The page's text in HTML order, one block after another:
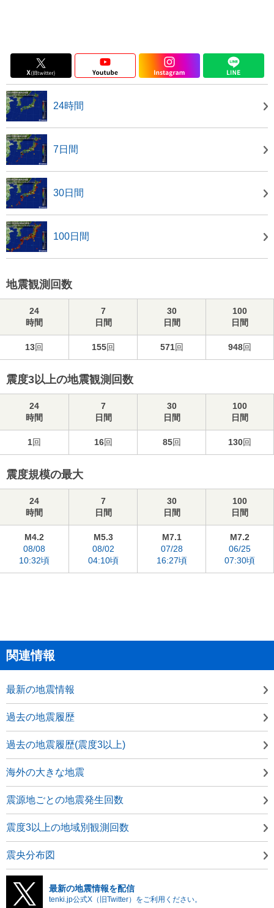
24時間
7日間
30日間
100日間
地震観測回数
24
時間
7
日間
30
日間
100
日間
13回 155回 571回 948回
震度3以上の地震観測回数
24
時間
7
日間
30
日間
100
日間
1回 16回 85回 130回
震度規模の最大
24
時間
7
日間
30
日間
100
日間
M4.2
08/08
10:32頃
M5.3
08/02
04:10頃
M7.1
07/28
16:27頃
M7.2
06/25
07:30頃
関連情報
最新の地震情報
過去の地震履歴
過去の地震履歴(震度3以上)
海外の大きな地震
震源地ごとの地震発生回数
震度3以上の地域別観測回数
震央分布図
最新の地震情報を配信
tenki.jp公式X（旧Twitter）をご利用ください。